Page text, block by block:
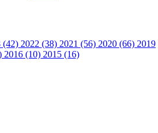
(42) 2022 (38) 2021 (56) 2020 (66) 2019
2016 (10) 2015 (16)